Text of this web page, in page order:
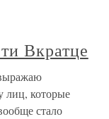
Вкратце
лиц, которые
стало